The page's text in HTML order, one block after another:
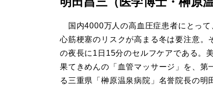
国内4000万人の高血圧症患者にとって
心筋梗塞のリスクが高まる冬は要注意。
の夜長に1日15分のセルフケアである。
果てきめんの「血管マッサージ」を、第
る三重県「榊原温泉病院」名誉院長の明